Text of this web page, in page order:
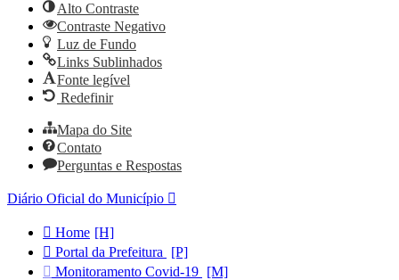
Alto Contraste
Contraste Negativo
Luz de Fundo
Links Sublinhados
Fonte legível
Redefinir
Mapa do Site
Contato
Perguntas e Respostas
Diário Oficial do Município
Home
Portal da Prefeitura
Monitoramento Covid-19